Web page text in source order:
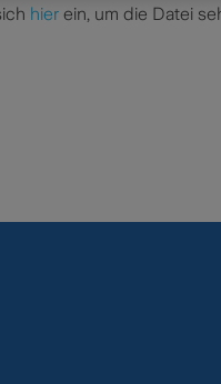
hier ein, um die Datei